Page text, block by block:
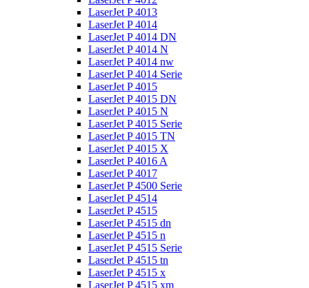
LaserJet P 4013
LaserJet P 4014
LaserJet P 4014 DN
LaserJet P 4014 N
LaserJet P 4014 nw
LaserJet P 4014 Serie
LaserJet P 4015
LaserJet P 4015 DN
LaserJet P 4015 N
LaserJet P 4015 Serie
LaserJet P 4015 TN
LaserJet P 4015 X
LaserJet P 4016 A
LaserJet P 4017
LaserJet P 4500 Serie
LaserJet P 4514
LaserJet P 4515
LaserJet P 4515 dn
LaserJet P 4515 n
LaserJet P 4515 Serie
LaserJet P 4515 tn
LaserJet P 4515 x
LaserJet P 4515 xm